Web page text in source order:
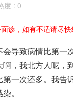
度 : 0
诊，如有不适请尽
导致病情比第一
，我北方人呢，
一次还多。我告
。